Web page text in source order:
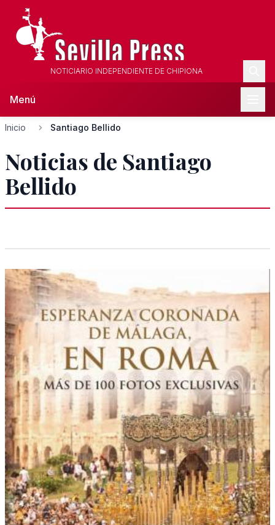
NOTICIARIO INDEPENDIENTE DE CHIPIONA
Menú
Inicio Santiago Bellido
Noticias de Santiago
Bellido